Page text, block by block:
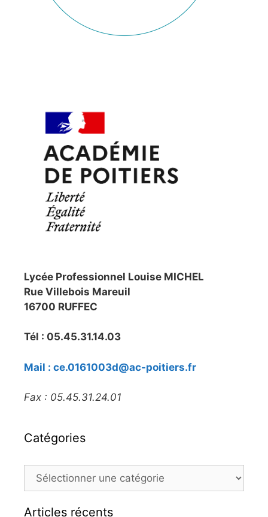
Lycée Professionnel Louise MICHEL
Rue Villebois Mareuil
16700 RUFFEC
Tél : 05.45.31.14.03
Mail : ce.0161003d@ac-poitiers.fr
Fax : 05.45.31.24.01
Catégories
Catégories
Articles récents